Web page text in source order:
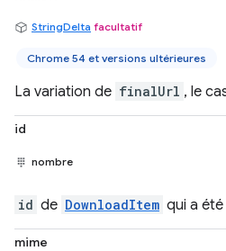
StringDelta facultatif
Chrome 54 et versions ultérieures
La variation de finalUrl , le
id
nombre
id de DownloadItem qui a
mime